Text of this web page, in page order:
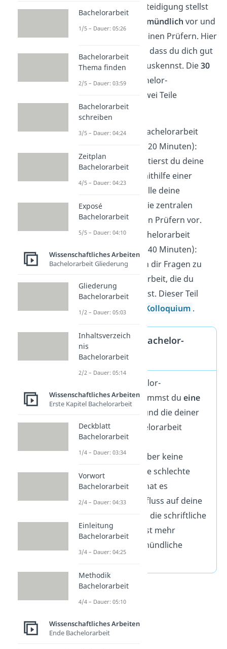
Bei der Bachelor-Verteidigung stellst
mündlich vor und
diskutierst sie mit deinen Prüfern. Hier
kannst du
, dass du dich gut
mit deinem Thema auskennst. Die30
bis 60 minütige
Bachelor-
Verteidigung ist in zwei Teile
gegliedert:
Präsentation
– Bachelorarbeit
verteidigen (10 – 20 Minuten):
Als Erstes präsentierst du deine
Bachelorarbeit mithilfe einer
Präsentation. Stelle deine
Forschung und die zentralen
Ergebnisse deinen Prüfern vor.
Diskussion– Bachelorarbeit
verteidigen (20 – 40 Minuten):
Die Prüfer stellen dir Fragen zu
deiner Bachelorarbeit, die du
beantworten sollst. Dieser Teil
nennt sich auch
Kolloquium .
Note nach der Bachelor-
Verteidigung
Auch für die Bachelor-
Verteidigung bekommst du eine
. Diese Note und die deiner
schriftlichen Bachelorarbeit
fließen dannin die
Gesamtnoteein. Aber keine
Sorge! Hast du eine schlechte
Note bekommen, hat es
keinengroßen Einfluss auf deine
Gesamtnote. Denn die schriftliche
Bachelorprüfung ist mehr
gewichtet als die mündliche
Bachelorarbeit
1/5 – Dauer: 05:26
Bachelorarbeit
Thema finden
2/5 – Dauer: 03:59
Bachelorarbeit
schreiben
3/5 – Dauer: 04:24
Zeitplan
Bachelorarbeit
4/5 – Dauer: 04:23
Exposé
Bachelorarbeit
5/5 – Dauer: 04:10
Wissenschaftliches Arbeiten
Bachelorarbeit Gliederung
Gliederung
Bachelorarbeit
1/2 – Dauer: 05:03
Inhaltsverzeich
nis
Bachelorarbeit
2/2 – Dauer: 05:14
Wissenschaftliches Arbeiten
Erste Kapitel Bachelorarbeit
Deckblatt
Bachelorarbeit
1/4 – Dauer: 03:34
Vorwort
Bachelorarbeit
2/4 – Dauer: 04:33
Einleitung
Bachelorarbeit
3/4 – Dauer: 04:25
Methodik
Bachelorarbeit
4/4 – Dauer: 05:10
Wissenschaftliches Arbeiten
Ende Bachelorarbeit